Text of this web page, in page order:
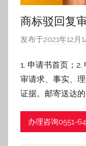
商标驳回复
发布于2021年12月
1. 申请书首页；
审请求、事实、
证据。邮寄送达的
办理咨询0551-